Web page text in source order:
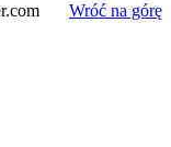
Wróć na górę